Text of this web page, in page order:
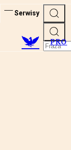
Serwisy
PRO